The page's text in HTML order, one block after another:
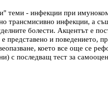
теми - инфекции при
трансмисивно инфекции, а
болести. Акцентът е
представено и поведението,
което все още се
с последващ тест за